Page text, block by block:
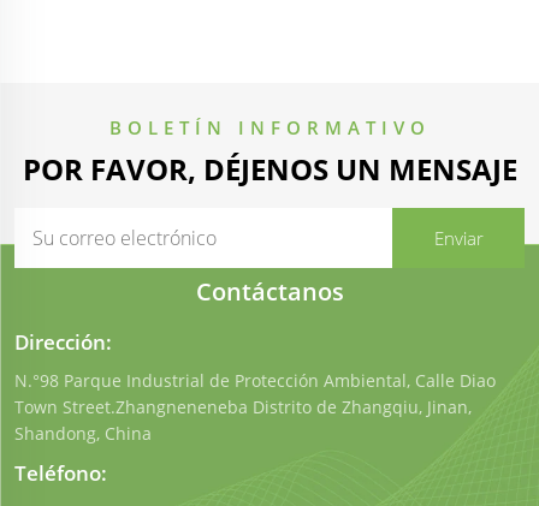
BOLETÍN INFORMATIVO
POR FAVOR, DÉJENOS UN MENSAJE
Contáctanos
Dirección:
N.°98 Parque Industrial de Protección Ambiental, Calle Diao
Town Street.Zhangneneneba Distrito de Zhangqiu, Jinan,
Shandong, China
Teléfono: